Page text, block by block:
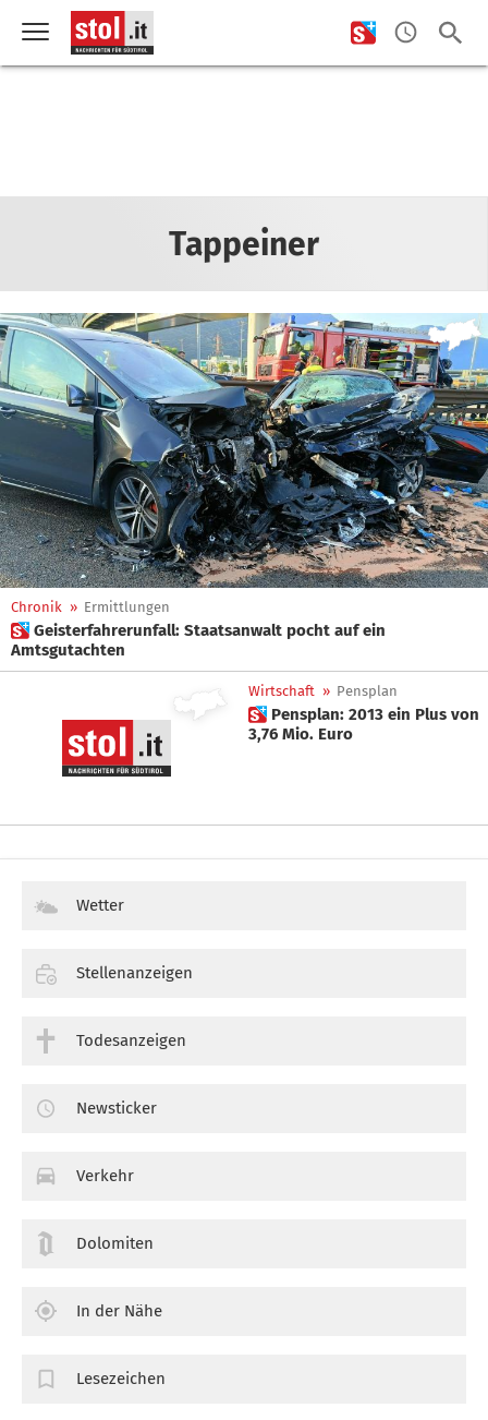
Tappeiner
Chronik » Ermittlungen
 Geisterfahrerunfall: Staatsanwalt pocht auf ein
Amtsgutachten
Wirtschaft » Pensplan
 Pensplan: 2013 ein Plus von
3,76 Mio. Euro
Wetter
Stellenanzeigen
Todesanzeigen
Newsticker
Verkehr
Dolomiten
In der Nähe
Lesezeichen